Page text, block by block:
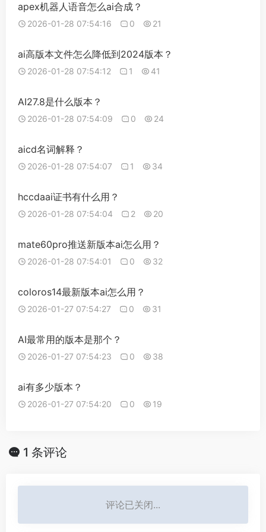
apex机器人语音怎么ai合成？
2026-01-28 07:54:16 0 21
ai高版本文件怎么降低到2024版本？
2026-01-28 07:54:12 1 41
AI27.8是什么版本？
2026-01-28 07:54:09 0 24
aicd名词解释？
2026-01-28 07:54:07 1 34
hccdaai证书有什么用？
2026-01-28 07:54:04 2 20
mate60pro推送新版本ai怎么用？
2026-01-28 07:54:01 0 32
coloros14最新版本ai怎么用？
2026-01-27 07:54:27 0 31
AI最常用的版本是那个？
2026-01-27 07:54:23 0 38
ai有多少版本？
2026-01-27 07:54:20 0 19
1 条评论
评论已关闭...